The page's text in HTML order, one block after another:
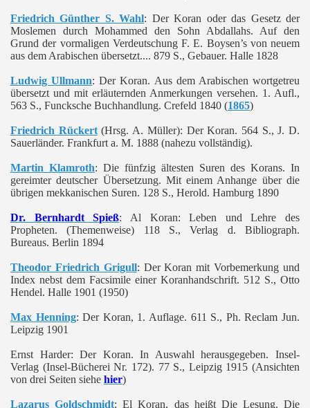
Friedrich Günther S. Wahl: Der Koran oder das Gesetz der
Moslemen durch Mohammed den Sohn Abdallahs. Auf den
Grund der vormaligen Verdeutschung F. E. Boysen’s von neuem
aus dem Arabischen übersetzt.... 879 S., Gebauer. Halle 1828
Ludwig Ullmann: Der Koran. Aus dem Arabischen wortgetreu
übersetzt und mit erläuternden Anmerkungen versehen. 1. Aufl.,
563 S., Funcksche Buchhandlung. Crefeld 1840 (1865)
Friedrich Rückert(Hrsg. A. Müller): Der Koran. 564 S., J. D.
Sauerländer. Frankfurt a. M. 1888 (nahezu vollständig).
Martin Klamroth: Die fünfzig ältesten Suren des Korans. In
gereimter deutscher Übersetzung. Mit einem Anhange über die
übrigen mekkanischen Suren. 128 S., Herold. Hamburg 1890
Dr. Bernhardt Spieß: Al Koran:Leben und Lehre des
Propheten. (Themenweise) 118 S., Verlag d. Bibliograph.
Bureaus. Berlin 1894
Theodor Friedrich Grigull: Der Koran mit Vorbemerkung und
Index nebst dem Facsimile einer Koranhandschrift. 512 S., Otto
Hendel. Halle 1901 (1950)
Max Henning: Der Koran, 1. Auflage. 611 S., Ph. Reclam Jun.
Leipzig 1901
Ernst Harder: Der Koran. In Auswahl herausgegeben. Insel-
Verlag (Insel-Bücherei Nr. 172). 77 S., Leipzig 1915 (Ansichten
von drei Seiten siehe hier)
Lazarus Goldschmidt: El Koran, das heißt Die Lesung. Die